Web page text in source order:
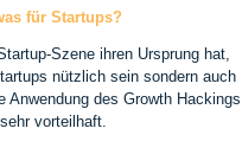
für Startups?
Szene ihren Ursprung hat,
nützlich sein sondern auch
des Growth Hackings
vorteilhaft.